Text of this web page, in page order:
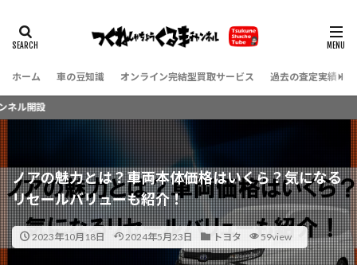
ホーム 車の豆知識 オンライン完結型買取サービス 過去の査定実績（
ノアの魅力とは？車両本体価格はいくら？気になる
リセールバリューも紹介！
2023年10月18日 2024年5月23日 トヨタ 59view